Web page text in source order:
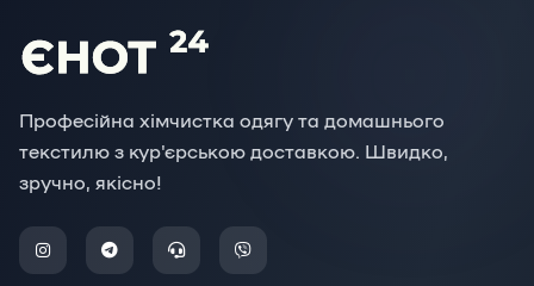
Професійна хімчистка одягу та домашнього
текстилю з кур'єрською доставкою. Швидко,
зручно, якісно!